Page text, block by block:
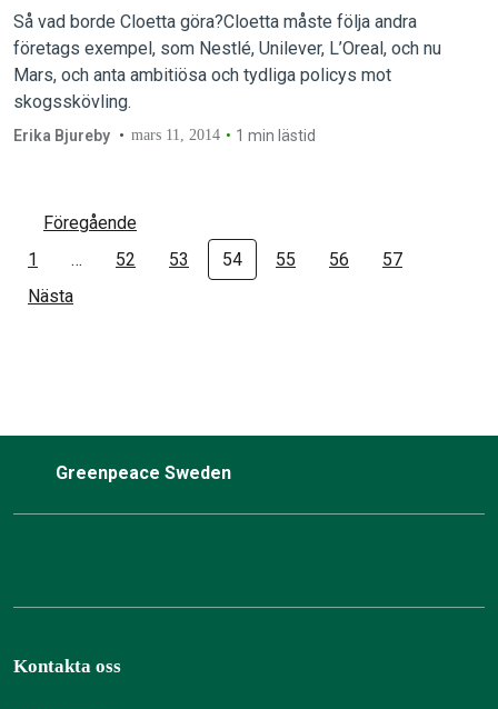
Så vad borde Cloetta göra?Cloetta måste följa andra
företags exempel, som Nestlé, Unilever, L’Oreal, och nu
Mars, och anta ambitiösa och tydliga policys mot
skogsskövling.
Erika Bjureby mars 11, 2014 1 min lästid
Föregående
1
… 52 53 54 55 56
57
Nästa
Greenpeace Sweden
Kontakta oss